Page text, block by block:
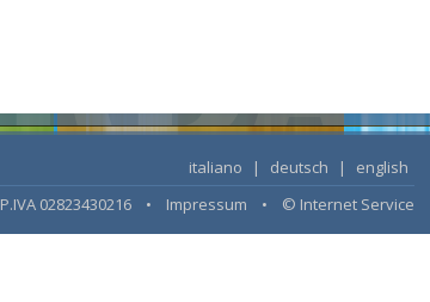
italiano | deutsch |
english
P.IVA 02823430216 • Impressum • © Internet Service